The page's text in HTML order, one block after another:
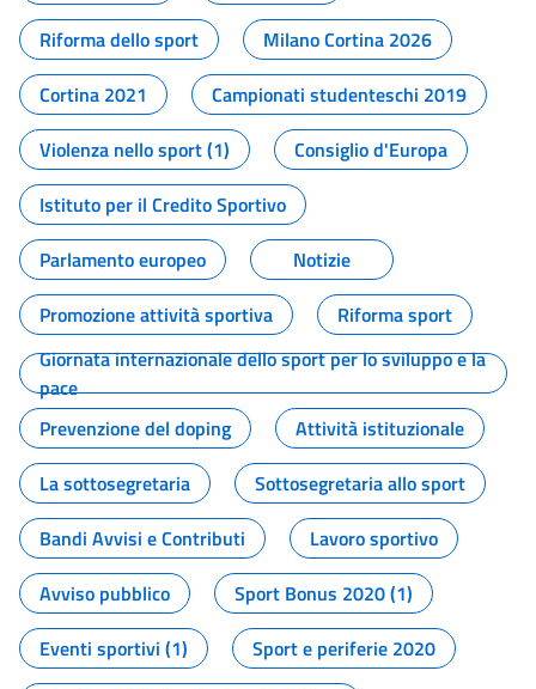
Riforma dello sport
Milano Cortina 2026
Cortina 2021
Campionati studenteschi 2019
Violenza nello sport (1)
Consiglio d'Europa
Istituto per il Credito Sportivo
Parlamento europeo
Notizie
Promozione attività sportiva
Riforma sport
Giornata internazionale dello sport per lo sviluppo e la
pace
Prevenzione del doping
Attività istituzionale
La sottosegretaria
Sottosegretaria allo sport
Bandi Avvisi e Contributi
Lavoro sportivo
Avviso pubblico
Sport Bonus 2020 (1)
Eventi sportivi (1)
Sport e periferie 2020